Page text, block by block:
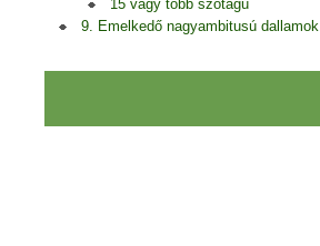
15 vagy több szótagú
9. Emelkedő nagyambitusú dallamok